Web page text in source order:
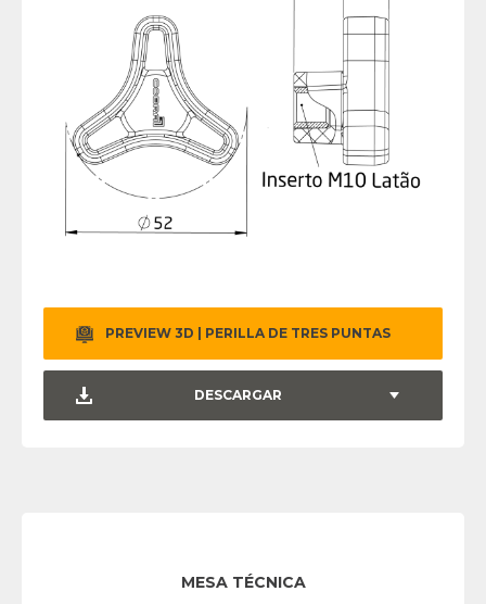
PREVIEW 3D | PERILLA DE TRES PUNTAS
DESCARGAR
MESA TÉCNICA